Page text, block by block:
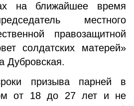
на ближайшее время
местного
правозащитной
солдатских матерей»
Дубровская.
призыва парней в
от 18 до 27 лет и не